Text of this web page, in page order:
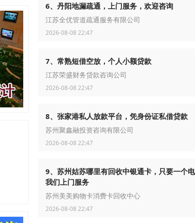
6、丹阳地漏疏通，上门服务，欢迎咨询
江苏全优管道疏通服务有限公司
2026-08-08 22:47
7、常熟短借空放，个人小额贷款
江苏荣盛财务贷款咨询公司
2026-08-08 22:47
8、张家港私人放款平台，凭身份证私借贷款
苏州聚鑫融投资咨询有限公司
2026-08-08 22:47
9、苏州姑苏哪里有回收中银通卡，只要一个
我们上门服务
苏州美美购物卡消费卡回收中心
2026-08-08 22:47